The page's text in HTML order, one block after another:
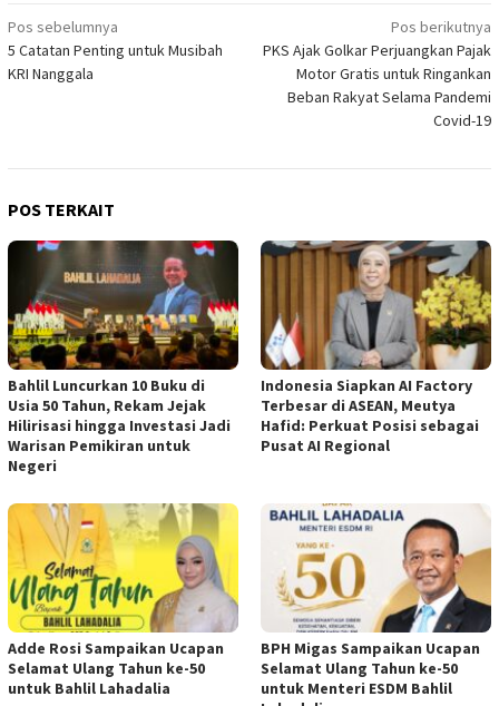
Navigasi
pos
Pos sebelumnya
5 Catatan Penting untuk Musibah
KRI Nanggala
Pos berikutnya
PKS Ajak Golkar Perjuangkan Pajak
Motor Gratis untuk Ringankan
Beban Rakyat Selama Pandemi
Covid-19
POS TERKAIT
Bahlil Luncurkan 10 Buku di
Usia 50 Tahun, Rekam Jejak
Hilirisasi hingga Investasi Jadi
Warisan Pemikiran untuk
Negeri
Indonesia Siapkan AI Factory
Terbesar di ASEAN, Meutya
Hafid: Perkuat Posisi sebagai
Pusat AI Regional
Adde Rosi Sampaikan Ucapan
Selamat Ulang Tahun ke-50
untuk Bahlil Lahadalia
BPH Migas Sampaikan Ucapan
Selamat Ulang Tahun ke-50
untuk Menteri ESDM Bahlil